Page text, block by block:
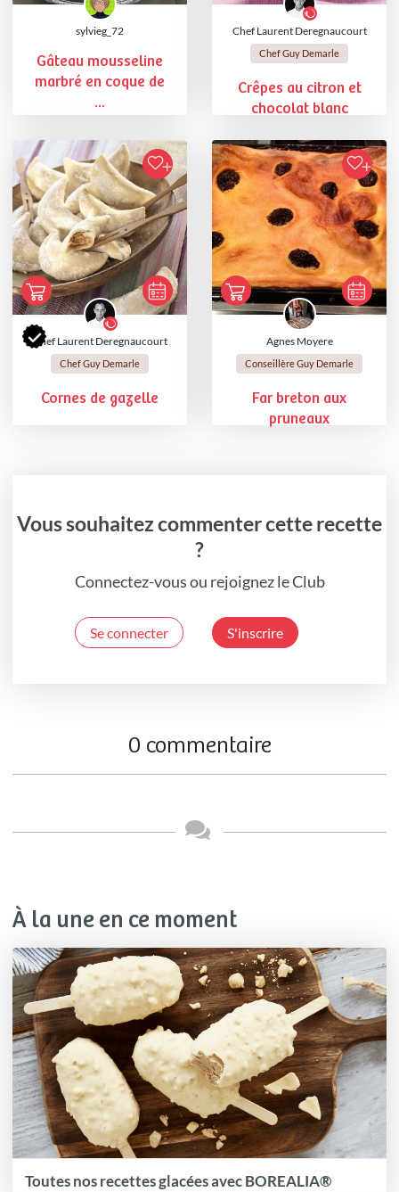
sylvieg_72
Gâteau mousseline
marbré en coque de
...
Chef Laurent Deregnaucourt
Chef Guy Demarle
Crêpes au citron et
chocolat blanc
Chef Laurent Deregnaucourt
Chef Guy Demarle
Cornes de gazelle
Agnes Moyere
Conseillère Guy Demarle
Far breton aux
pruneaux
Vous souhaitez commenter cette recette
?
Connectez-vous ou rejoignez le Club
Se connecter S'inscrire
0 commentaire
À la une en ce moment
Toutes nos recettes glacées avec BOREALIA®